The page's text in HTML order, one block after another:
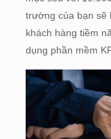
trường của bạn sẽ
khách hàng tiềm
dụng phần mềm